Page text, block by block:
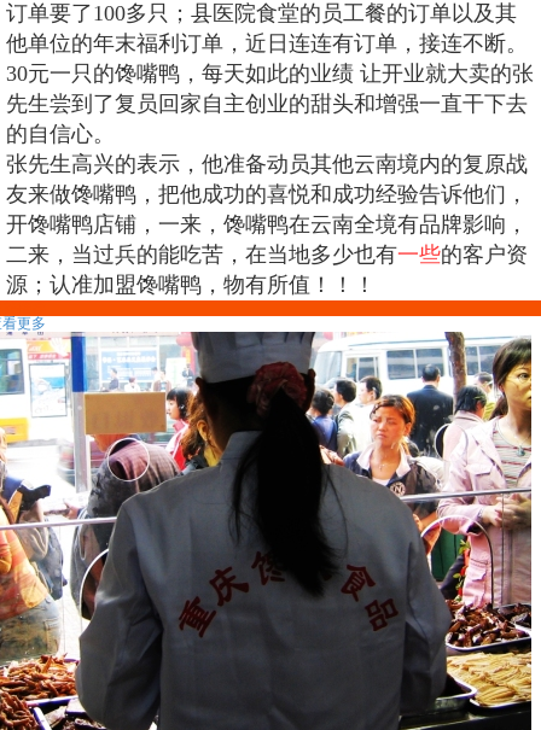
订单要了100多只；县医院食堂的员工餐的订单以及其
他单位的年末福利订单，近日连连有订单，接连不断。
30元一只的馋嘴鸭，每天如此的业绩 让开业就大卖的张
先生尝到了复员回家自主创业的甜头和增强一直干下去
的自信心。
张先生高兴的表示，他准备动员其他云南境内的复原战
友来做馋嘴鸭，把他成功的喜悦和成功经验告诉他们，
开馋嘴鸭店铺，一来，馋嘴鸭在云南全境有品牌影响，
二来，当过兵的能吃苦，在当地多少也有一些的客户资
源；认准加盟馋嘴鸭，物有所值！！！
更多